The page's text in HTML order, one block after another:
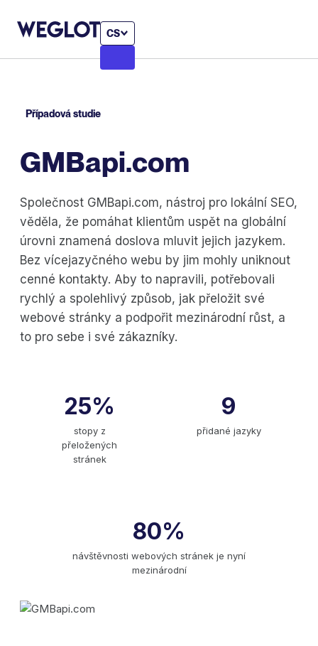
CS
Případová studie
GMBapi.com
Společnost GMBapi.com, nástroj pro lokální SEO,
věděla, že pomáhat klientům uspět na globální
úrovni znamená doslova mluvit jejich jazykem.
Bez vícejazyčného webu by jim mohly uniknout
cenné kontakty. Aby to napravili, potřebovali
rychlý a spolehlivý způsob, jak přeložit své
webové stránky a podpořit mezinárodní růst, a
to pro sebe i své zákazníky.
25%
stopy z
přeložených
stránek
9
přidané jazyky
80%
návštěvnosti webových stránek je nyní
mezinárodní